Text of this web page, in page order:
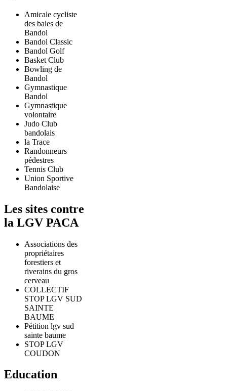
Amicale cycliste
des baies de
Bandol
Bandol Classic
Bandol Golf
Basket Club
Bowling de
Bandol
Gymnastique
Bandol
Gymnastique
volontaire
Judo Club
bandolais
la Trace
Randonneurs
pédestres
Tennis Club
Union Sportive
Bandolaise
Les sites contre
la LGV PACA
Associations des
propriétaires
forestiers et
riverains du gros
cerveau
COLLECTIF
STOP LGV SUD
SAINTE
BAUME
Pétition lgv sud
sainte baume
STOP LGV
COUDON
Education